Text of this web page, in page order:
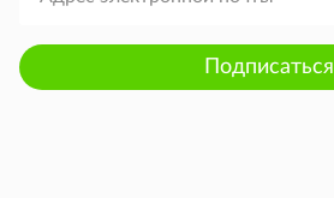
Подписаться